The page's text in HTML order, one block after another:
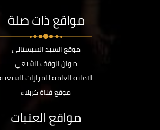
مواقع ذات صلة
موقع السيد السيستاني
ديوان الوقف الشيعي
الامانة العامة للمزارات الشيعية
موقع قناة كربلاء
مواقع العتبات